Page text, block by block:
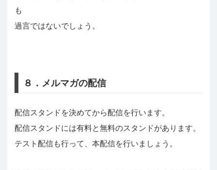
も
過言ではないでしょう。
８．メルマガの配信
配信スタンドを決めてから配信を行います。
配信スタンドには有料と無料のスタンドがあります。
テスト配信も行って、本配信を行いましょう。